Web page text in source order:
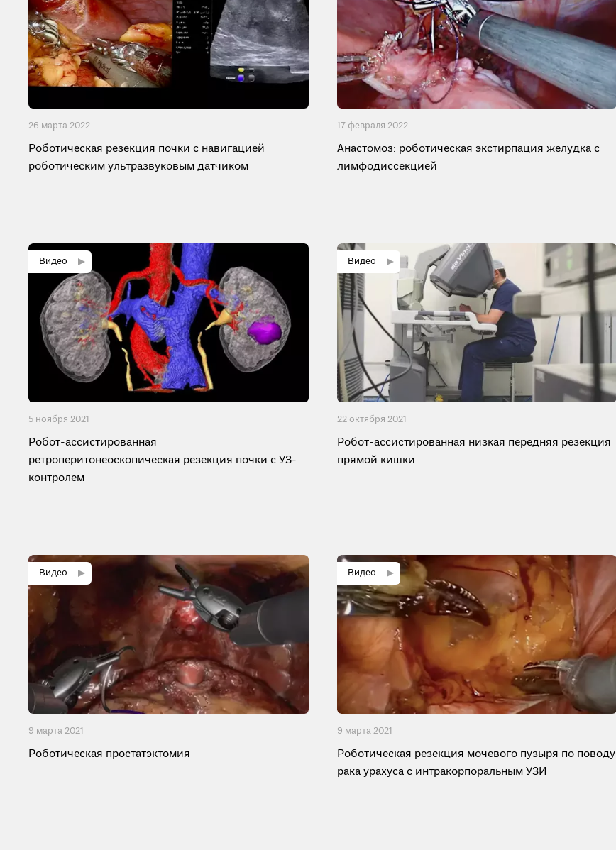
26 мартa 2022
Роботическая резекция почки с навигацией
роботическим ультразвуковым датчиком
17 февраля 2022
Анастомоз: роботическая экстирпация желудка с
лимфодиссекцией
5 ноября 2021
Робот-ассистированная
ретроперитонеоскопическая резекция почки с УЗ-
контролем
22 октября 2021
Робот-ассистированная низкая передняя резекция
прямой кишки
9 мартa 2021
Роботическая простатэктомия
9 мартa 2021
Роботическая резекция мочевого пузыря по поводу
рака урахуса с интракорпоральным УЗИ